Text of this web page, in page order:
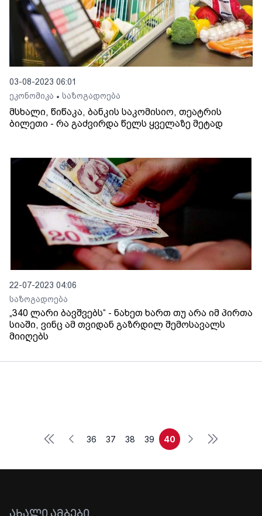
03-08-2023 06:01
ეკონომიკა • საზოგადოება
მსხალი, წიწაკა, ბანკის საკომისიო, თეატრის
ბილეთი - რა გაძვირდა წელს ყველაზე მეტად
22-07-2023 04:06
საზოგადოება
„340 ლარი ბავშვებს“ - ნახეთ ხართ თუ არა იმ პირთა
სიაში, ვინც ამ თვიდან გაზრდილ შემოსავალს
მიიღებს
First Previous
36 37 38 39 40 Next Last